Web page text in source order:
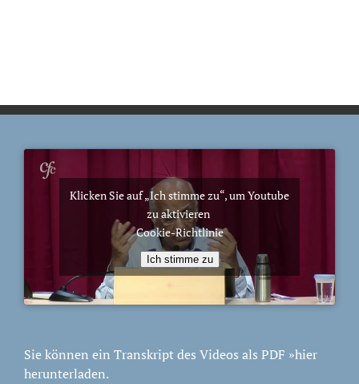
Klicken Sie auf „Ich stimme zu“, um Youtube
zu aktivieren
Cookie-Richtlinie
Ich stimme zu
Sie können ein Transkript des Videos als PDF »hier
herunterladen.